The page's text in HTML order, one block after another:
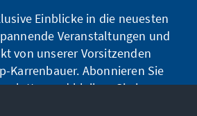
Einblicke in die neuesten
Veranstaltungen und
von unserer Vorsitzenden
Karrenbauer. Abonnieren Sie
und bleiben Sie immer